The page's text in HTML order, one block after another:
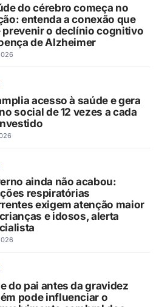
do cérebro começa no
entenda a conexão que
prevenir o declínio cognitivo
de Alzheimer
acesso à saúde e gera
social de 12 vezes a cada
ainda não acabou:
respiratórias
exigem atenção maior
e idosos, alerta
do pai antes da gravidez
pode influenciar o